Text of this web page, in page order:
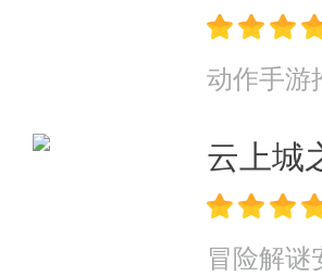
充值比例:1:300
· 上线赠送
· 单日累计充值100-
· 单日累计充值500-
动作手游
云上城
冒险解